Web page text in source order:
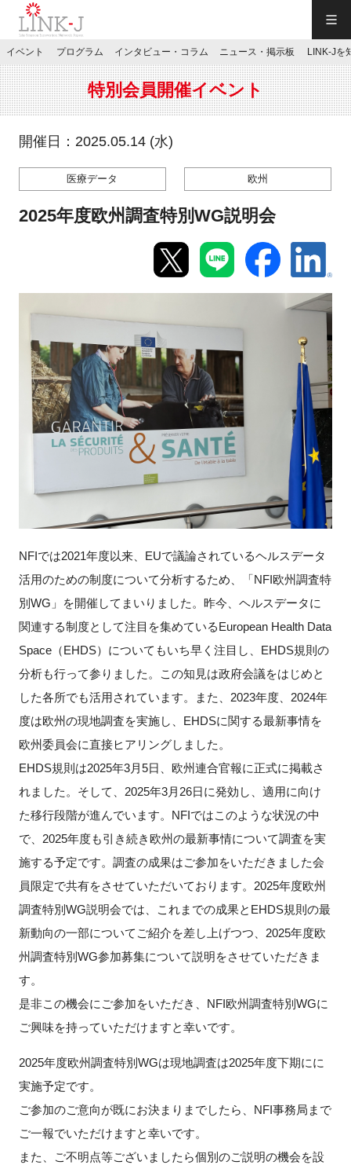
JP／EN
特別会員専用メニュー
新規登録
イベント
ニュース・掲示板
LINK-Jを知る
特別会員
施設・アクセス
FAQ
イベントお知らせメール登録
閉じる
イベント プログラム インタビュー・コラム ニュース・掲示板 LINK-Jを
特別会員開催イベント
開催日：2025.05.14 (水)
医療データ 欧州
2025年度欧州調査特別WG説明会
NFIでは2021年度以来、EUで議論されているヘルスデータ
活用のための制度について分析するため、「NFI欧州調査特
別WG」を開催してまいりました。昨今、ヘルスデータに
関連する制度として注目を集めているEuropean Health Data
Space（EHDS）についてもいち早く注目し、EHDS規則の
分析も行って参りました。この知見は政府会議をはじめと
した各所でも活用されています。また、2023年度、2024年
度は欧州の現地調査を実施し、EHDSに関する最新事情を
欧州委員会に直接ヒアリングしました。
EHDS規則は2025年3月5日、欧州連合官報に正式に掲載さ
れました。そして、2025年3月26日に発効し、適用に向け
た移行段階が進んでいます。NFIではこのような状況の中
で、2025年度も引き続き欧州の最新事情について調査を実
施する予定です。調査の成果はご参加をいただきました会
員限定で共有をさせていただいております。2025年度欧州
調査特別WG説明会では、これまでの成果とEHDS規則の最
新動向の一部についてご紹介を差し上げつつ、2025年度欧
州調査特別WG参加募集について説明をさせていただきま
す。
是非この機会にご参加をいただき、NFI欧州調査特別WGに
ご興味を持っていただけますと幸いです。
2025年度欧州調査特別WGは現地調査は2025年度下期にに
実施予定です。
ご参加のご意向が既にお決まりまでしたら、NFI事務局まで
ご一報でいただけますと幸いです。
また、ご不明点等ございましたら個別のご説明の機会を設